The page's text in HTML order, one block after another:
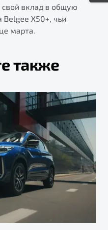
вклад в общую
Belgee X50+, чьи
марта.
также